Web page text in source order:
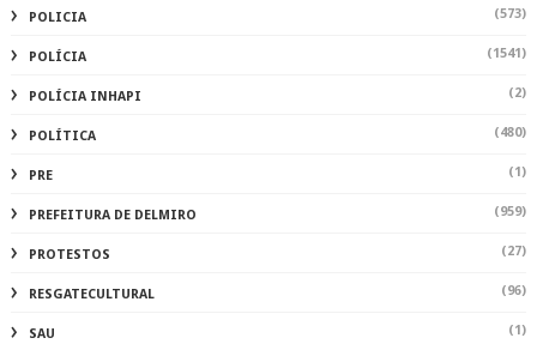
POLICIA (573)
POLÍCIA (1541)
POLÍCIA INHAPI (2)
POLÍTICA (480)
PRE (1)
PREFEITURA DE DELMIRO (959)
PROTESTOS (27)
RESGATECULTURAL (96)
SAU (1)